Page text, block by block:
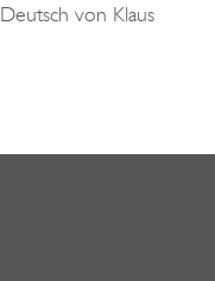
Deutsch von Klaus